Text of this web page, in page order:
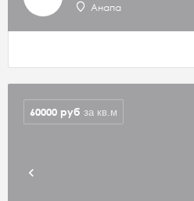
Анапа
60000 руб за кв.м